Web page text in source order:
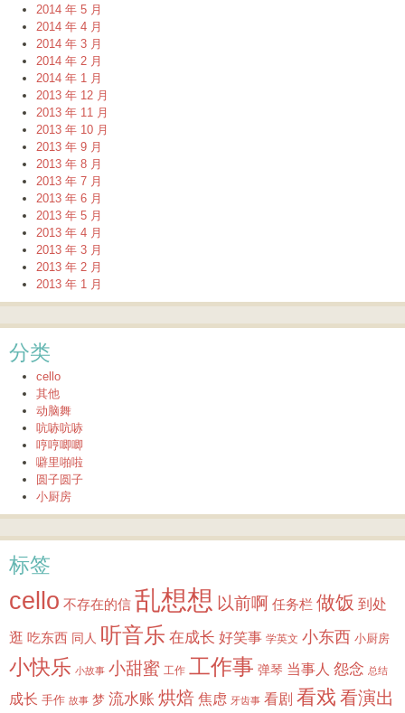
2014 年 5 月
2014 年 4 月
2014 年 3 月
2014 年 2 月
2014 年 1 月
2013 年 12 月
2013 年 11 月
2013 年 10 月
2013 年 9 月
2013 年 8 月
2013 年 7 月
2013 年 6 月
2013 年 5 月
2013 年 4 月
2013 年 3 月
2013 年 2 月
2013 年 1 月
分类
cello
其他
动脑舞
吭哧吭哧
哼哼唧唧
噼里啪啦
圆子圆子
小厨房
标签
cello 不存在的信 乱想想 以前啊 任务栏 做饭 到处
逛 吃东西 同人 听音乐 在成长 好笑事 学英文 小东西 小厨房
小快乐 小故事 小甜蜜 工作 工作事 弹琴 当事人 怨念 总结
成长 手作 故事 梦 流水账 烘焙 焦虑 牙齿事 看剧 看戏 看演出